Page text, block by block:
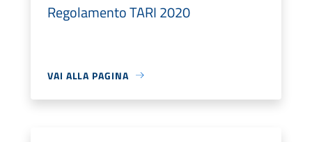
Regolamento TARI 2020
VAI ALLA PAGINA